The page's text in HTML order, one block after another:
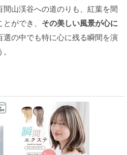
間山渓谷への道のりも、紅葉を間
ができ、 その美しい風景が心に
選の中でも特に心に残る瞬間を演